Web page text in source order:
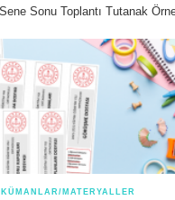
Sonu Toplantı Tutanak
MATERYALLER